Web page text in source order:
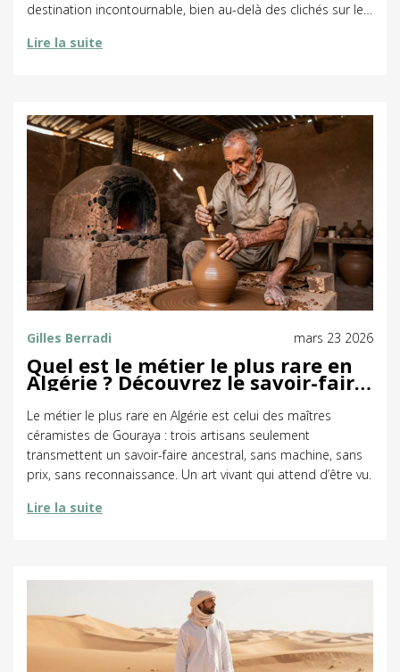
destination incontournable, bien au-delà des clichés sur les
Lire la suite
Gilles Berradi mars 23 2026
Quel est le métier le plus rare en
Algérie ? Découvrez le savoir-faire
presque disparu des maîtres de la
céramique de Gouraya
Le métier le plus rare en Algérie est celui des maîtres
céramistes de Gouraya : trois artisans seulement
transmettent un savoir-faire ancestral, sans machine, sans
prix, sans reconnaissance. Un art vivant qui attend d’être vu.
Lire la suite